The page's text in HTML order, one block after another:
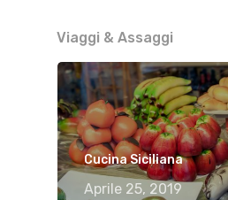
Viaggi & Assaggi
Cucina Siciliana
Aprile 25, 2019